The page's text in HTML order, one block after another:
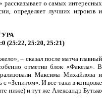
о самых интересных
определяет лучших игроков и
(25:22, 25:20, 25:21)
– сказал после матча главный
отметив блок «Факела». В
Максима Михайлова и
«Зенитом». И все-таки в концовке
ниже) и тут же Александр Бутько